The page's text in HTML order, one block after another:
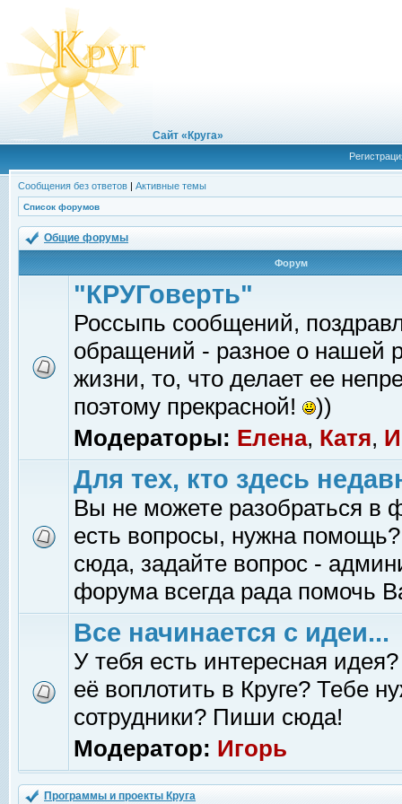
Сайт «Круга»
Сообщения без ответов | Активные темы
Список форумов
Общие форумы
Форум
"КРУГоверть"
Россыпь сообщений,
обращений - разное о нашей
жизни, то, что делает ее
поэтому прекрасной!
))
Модераторы: Елена, Катя,
Для тех, кто здесь
Вы не можете разобраться в
есть вопросы, нужна помощь?
сюда, задайте вопрос -
форума всегда рада помочь
Все начинается с идеи...
У тебя есть интересная
её воплотить в Круге? Тебе
сотрудники? Пиши сюда!
Модератор: Игорь
Программы и проекты Круга